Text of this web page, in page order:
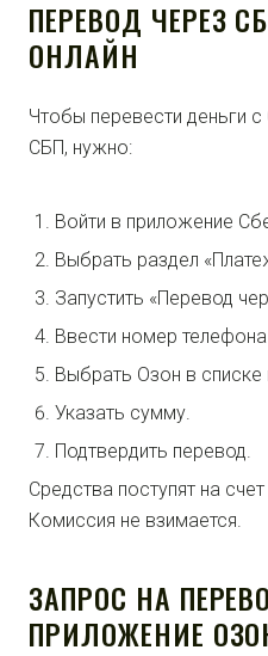
ПЕРЕВОД ЧЕРЕЗ
ОНЛАЙН
Чтобы перевести деньги
СБП, нужно:
Войти в приложение
Выбрать раздел
Запустить «Перевод
Ввести номер
Выбрать Озон в списке
Указать сумму.
Подтвердить перевод.
Средства поступят на
Комиссия не взимается.
ЗАПРОС НА
ПРИЛОЖЕНИЕ